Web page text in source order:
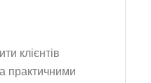
клієнтів
практичними